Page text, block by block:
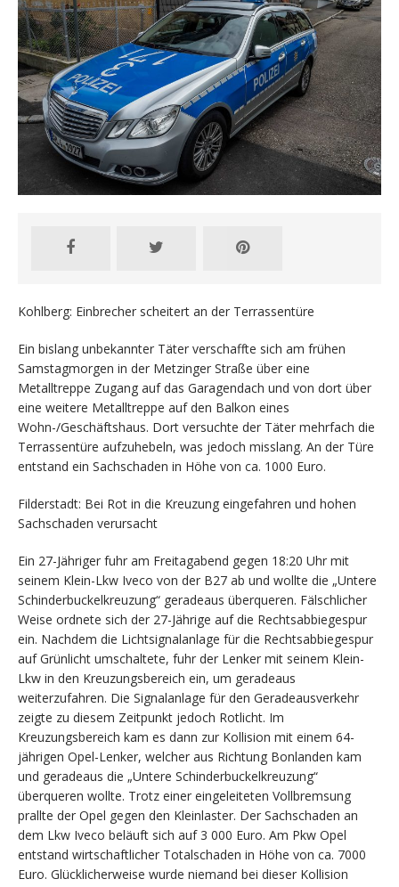
Kohlberg: Einbrecher scheitert an der Terrassentüre
Ein bislang unbekannter Täter verschaffte sich am frühen
Samstagmorgen in der Metzinger Straße über eine
Metalltreppe Zugang auf das Garagendach und von dort über
eine weitere Metalltreppe auf den Balkon eines
Wohn-/Geschäftshaus. Dort versuchte der Täter mehrfach die
Terrassentüre aufzuhebeln, was jedoch misslang. An der Türe
entstand ein Sachschaden in Höhe von ca. 1000 Euro.
Filderstadt: Bei Rot in die Kreuzung eingefahren und hohen
Sachschaden verursacht
Ein 27-Jähriger fuhr am Freitagabend gegen 18:20 Uhr mit
seinem Klein-Lkw Iveco von der B27 ab und wollte die „Untere
Schinderbuckelkreuzung“ geradeaus überqueren. Fälschlicher
Weise ordnete sich der 27-Jährige auf die Rechtsabbiegespur
ein. Nachdem die Lichtsignalanlage für die Rechtsabbiegespur
auf Grünlicht umschaltete, fuhr der Lenker mit seinem Klein-
Lkw in den Kreuzungsbereich ein, um geradeaus
weiterzufahren. Die Signalanlage für den Geradeausverkehr
zeigte zu diesem Zeitpunkt jedoch Rotlicht. Im
Kreuzungsbereich kam es dann zur Kollision mit einem 64-
jährigen Opel-Lenker, welcher aus Richtung Bonlanden kam
und geradeaus die „Untere Schinderbuckelkreuzung“
überqueren wollte. Trotz einer eingeleiteten Vollbremsung
prallte der Opel gegen den Kleinlaster. Der Sachschaden an
dem Lkw Iveco beläuft sich auf 3 000 Euro. Am Pkw Opel
entstand wirtschaftlicher Totalschaden in Höhe von ca. 7000
Euro. Glücklicherweise wurde niemand bei dieser Kollision